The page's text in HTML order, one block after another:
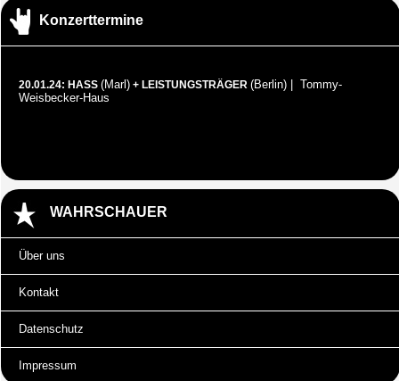
Konzerttermine
20.01.24: HASS (Marl) + LEISTUNGSTRÄGER (Berlin) | Tommy-
Weisbecker-Haus
WAHRSCHAUER
Über uns
Kontakt
Datenschutz
Impressum